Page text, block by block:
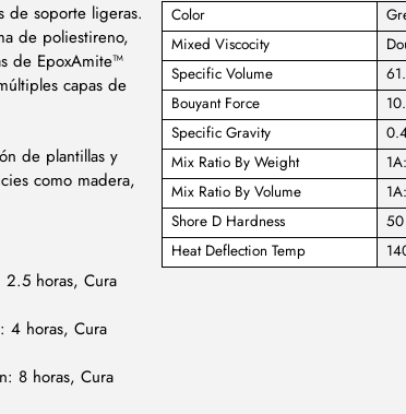
de soporte ligeras.
de poliestireno,
de EpoxAmite™
capas de
de plantillas y
como madera,
horas, Cura
4 horas, Cura
8 horas, Cura
Color
Mixed Viscocity
Specific Volume
Bouyant Force
Specific Gravity
Mix Ratio By Weight
Mix Ratio By Volume
Shore D Hardness
50
Heat Deflection Temp